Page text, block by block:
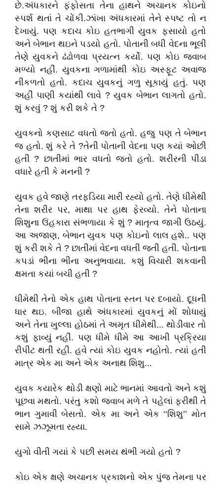
છે.અંધકારને ફંફોસતા તેના હાથને અચાનક કોઇનો
સ્પર્શ થતાં તે ચોંકી.ઝાંખા અંધકારમાં તેને સ્પષ્ટ તો ન
દેખાયું. પણ કદાચ કોઇ હતભાગી યુવક ફસાયો હતો
અને બેભાન થઇને પડયો હતો. પોતાની બધી વેદના ભૂલી
તેણે યુવકને ઢંઢોળવા પ્રયત્ન કર્યો. પણ કોઇ જવાબ
મળ્યો નહીં. યુવકના ગળામાંથી કોઇ અસ્ફૂટ અવાજ
નીકળતો હતો. કદાચ યુવકનું ગળુ સૂકાયું હતું. પણ
અહીં પાણી કયાંથી લાવે ? યુવક બેભાન લાગતો હતો.
શું કરવું ? શું કરી શકે તે ?
યુવકનો કણસાટ વધતો જતો હતો. હજુ પણ તે બેભાન
જ હતો. શું કરે તે ?તેની પોતાની વેદના પણ કયાં ઓછી
હતી ? છાતીમાં ભાર વધતો જતો હતો. શરીરની પીડા
વધારે હતી કે મનની ?
યુવક હવે જાણે તરફડિયા મારી રહ્યો હતો. તેણે ધીમેથી
તેના શરીર પર, માથા પર હાથ ફેરવ્યો. તેને પોતાના
શિશુના ઉંહકારા સંભળાયા કે શું ? માતૃત્વ જાગી ઉઠયું.
આ અજાણ, બેભાન યુવક પણ કોઇનો લાલ હશે.. પણ
શું કરી શકે તે ? છાતીમાં વેદના વધતી જતી હતી. પોતાના
કપડાં ભીના ભીના અનુભવાયા. કશું વિચારી શકવાની
ક્ષમતા કયાં બચી હતી ?
ધીમેથી તેનો એક હાથ પોતાના સ્તન પર દબાયો. દૂધની
ધાર થઇ. બીજા હાથે અંધકારમાં યુવકનું મોં શોધાયું
અને તેના ખુલ્લા હોઠમાં તે અમૃત ધીમેથી... થોડીવાર તો
કશું ફાવ્યું નહીં. પણ ધીમે ધીમે આ આખી પ્રક્રિયા
રીપીટ થતી રહી. હવે ત્યાં કોઇ યુવક નહોતો. ત્યાં હતી
માત્ર એક મા અને એક અનાથ શિશુ...
યુવક કયારેક થોડી ક્ષણો માટે ભાનમાં આવતો અને કશું
પૂછવા મથતો. પરંતુ કશો જવાબ મળે તે પહેલાં ફરીથી તે
ભાન ગુમાવી બેસતો. એક મા અને એક ‘‘શિશુ’’ મોત
સામે ઝઝૂમતા રહ્યા.
યુગો વીતી ગયાં કે પછી સમય થંભી ગયો હતો ?
કોઇ એક ક્ષણે અચાનક પ્રકાશનો એક પુંજ તેમના પર